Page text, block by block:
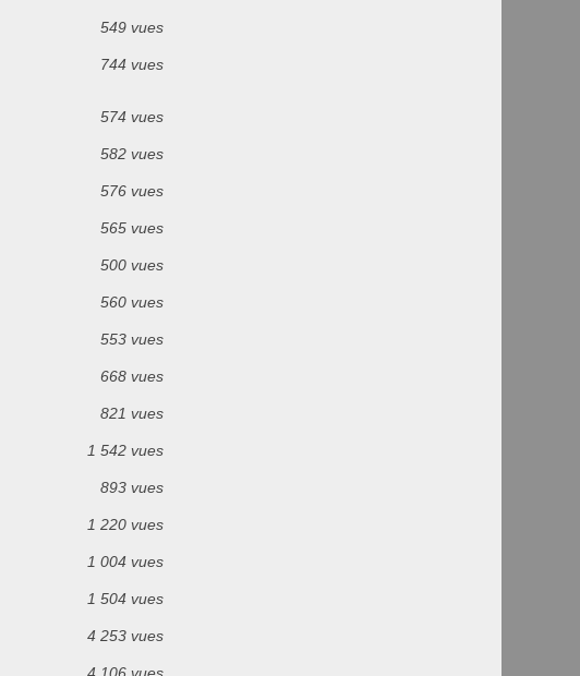
549 vues
744 vues
574 vues
582 vues
576 vues
565 vues
500 vues
560 vues
553 vues
668 vues
821 vues
1 542 vues
893 vues
1 220 vues
1 004 vues
1 504 vues
4 253 vues
4 106 vues